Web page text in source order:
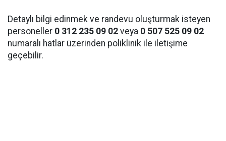
Detaylı bilgi edinmek ve randevu oluşturmak isteyen
personeller 0 312 235 09 02 veya 0 507 525 09 02
numaralı hatlar üzerinden poliklinik ile iletişime
geçebilir.